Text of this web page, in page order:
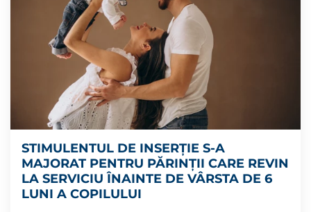
STIMULENTUL DE INSERȚIE S-A
MAJORAT PENTRU PĂRINȚII CARE REVIN
LA SERVICIU ÎNAINTE DE VÂRSTA DE 6
LUNI A COPILULUI